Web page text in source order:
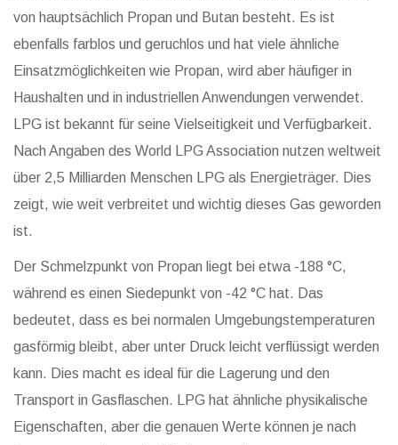
von hauptsächlich Propan und Butan besteht. Es ist
ebenfalls farblos und geruchlos und hat viele ähnliche
Einsatzmöglichkeiten wie Propan, wird aber häufiger in
Haushalten und in industriellen Anwendungen verwendet.
LPG ist bekannt für seine Vielseitigkeit und Verfügbarkeit.
Nach Angaben des World LPG Association nutzen weltweit
über 2,5 Milliarden Menschen LPG als Energieträger. Dies
zeigt, wie weit verbreitet und wichtig dieses Gas geworden
ist.
Der Schmelzpunkt von Propan liegt bei etwa -188 °C,
während es einen Siedepunkt von -42 °C hat. Das
bedeutet, dass es bei normalen Umgebungstemperaturen
gasförmig bleibt, aber unter Druck leicht verflüssigt werden
kann. Dies macht es ideal für die Lagerung und den
Transport in Gasflaschen. LPG hat ähnliche physikalische
Eigenschaften, aber die genauen Werte können je nach